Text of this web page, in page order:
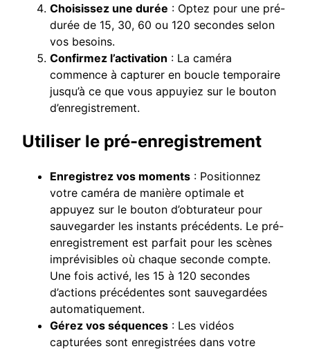
Choisissez une durée : Optez pour une pré-
durée de 15, 30, 60 ou 120 secondes selon
vos besoins.
Confirmez l’activation : La caméra
commence à capturer en boucle temporaire
jusqu’à ce que vous appuyiez sur le bouton
d’enregistrement.
Utiliser le pré-enregistrement
Enregistrez vos moments : Positionnez
votre caméra de manière optimale et
appuyez sur le bouton d’obturateur pour
sauvegarder les instants précédents. Le pré-
enregistrement est parfait pour les scènes
imprévisibles où chaque seconde compte.
Une fois activé, les 15 à 120 secondes
d’actions précédentes sont sauvegardées
automatiquement.
Gérez vos séquences : Les vidéos
capturées sont enregistrées dans votre